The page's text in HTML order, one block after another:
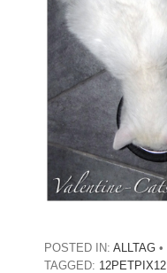
POSTED IN: ALLTAG •
TAGGED: 12PETPIX12